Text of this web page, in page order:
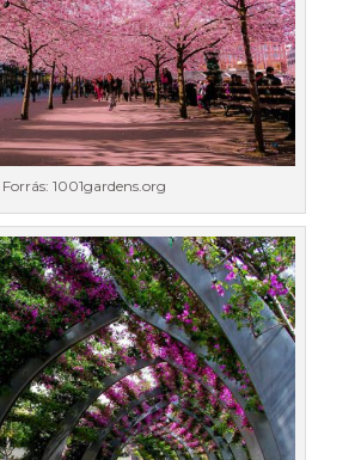
Forrás: 1001gardens.org